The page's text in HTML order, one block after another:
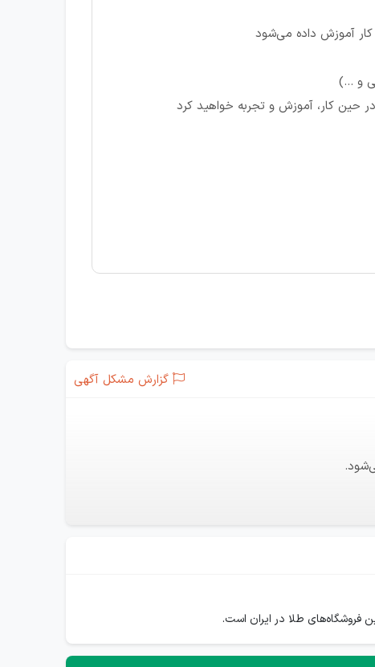
آموزش داده می‌شود
و ...)
حین کار، آموزش و تجربه خواهید کرد
گزارش مشکل آگهی